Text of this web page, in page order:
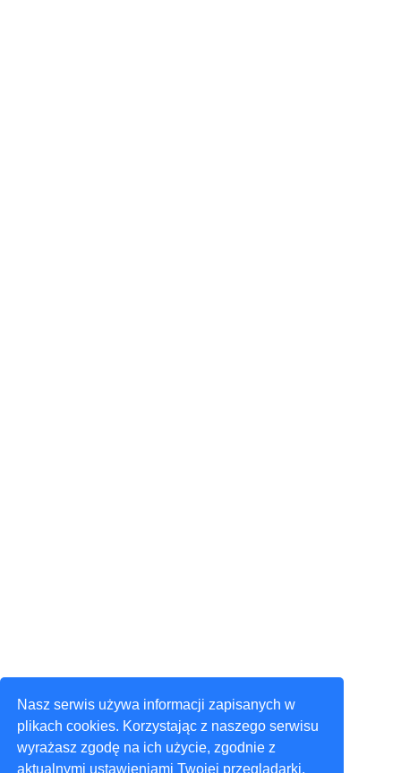
Nasz serwis używa informacji zapisanych w
plikach cookies. Korzystając z naszego serwisu
wyrażasz zgodę na ich użycie, zgodnie z
aktualnymi ustawieniami Twojej przeglądarki.